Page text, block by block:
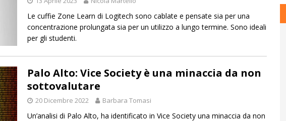
Le cuffie Zone Learn di Logitech sono cablate e pensate sia per una
concentrazione prolungata sia per un utilizzo a lungo termine. Sono ideali
per gli studenti.
Palo Alto: Vice Society è una minaccia da non
sottovalutare
20 Dicembre 2022 Barbara Tomasi
Un’analisi di Palo Alto, ha identificato in Vice Society una minaccia da non